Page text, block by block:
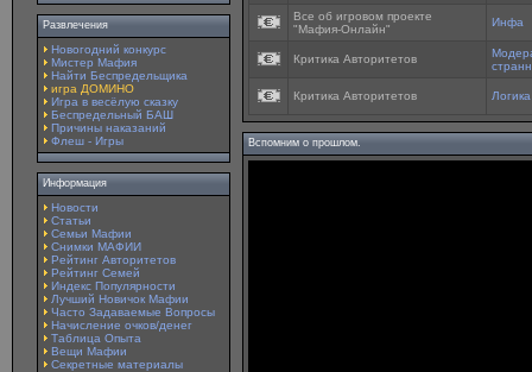
Развлечения
Новогодний конкурс
Мистер Мафия
Найти Беспредельщика
игра ДОМИНО
Игра в весёлую сказку
Беспредельный БАШ
Причины наказаний
Флеш - Игры
Информация
Новости
Статьи
Семьи Мафии
Снимки МАФИИ
Рейтинг Авторитетов
Рейтинг Семей
Индекс Популярности
Лучший Новичок Мафии
Часто Задаваемые Вопросы
Начисление очков/денег
Таблица Опыта
Вещи Мафии
Секретные материалы
Все об игровом проекте
"Мафия-Онлайн"
Инфа
Критика Авторитетов
Критика Авторитетов
Вспомним о прошлом.